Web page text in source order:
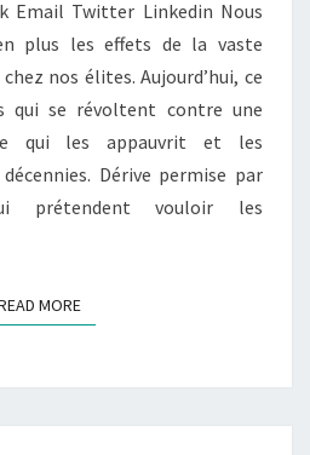
OU
NOS
RÉSISTANCES ?
Email Twitter Linkedin Nous
plus les effets de la vaste
nos élites. Aujourd’hui, ce
qui se révoltent contre une
qui les appauvrit et les
Dérive permise par
prétendent vouloir les
MOREREAD MORE